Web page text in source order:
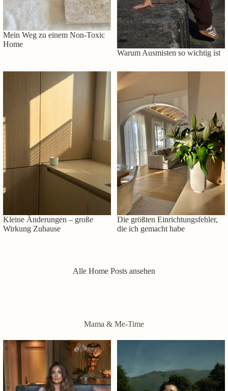
Mein Weg zu einem Non-Toxic
Home
Warum Ausmisten so wichtig ist
Kleine Änderungen – große
Wirkung Zuhause
Die größten Einrichtungsfehler,
die ich gemacht habe
Alle Home Posts ansehen
Mama & Me-Time